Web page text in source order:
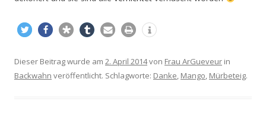
Dieser Beitrag wurde am 2. April 2014von Frau ArGueveur in
Backwahn veröffentlicht. Schlagworte: Danke, Mango, Mürbeteig.